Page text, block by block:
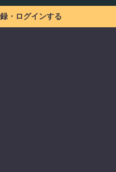
・ログインする